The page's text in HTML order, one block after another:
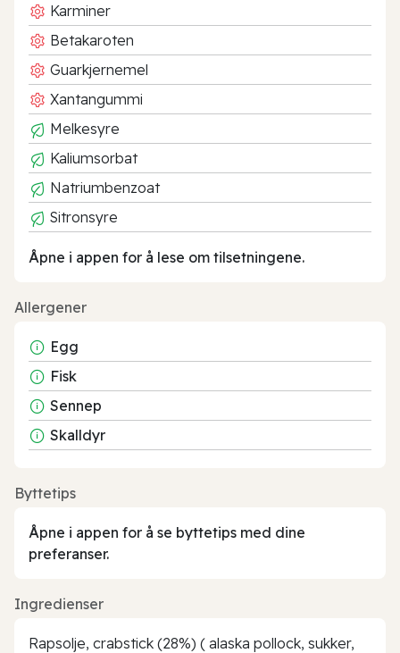
Karminer
Betakaroten
Guarkjernemel
Xantangummi
Melkesyre
Kaliumsorbat
Natriumbenzoat
Sitronsyre
Åpne i appen for å lese om tilsetningene.
Allergener
Egg
Fisk
Sennep
Skalldyr
Byttetips
Åpne i appen for å se byttetips med dine
preferanser.
Ingredienser
Rapsolje, crabstick (28%) ( alaska pollock, sukker,